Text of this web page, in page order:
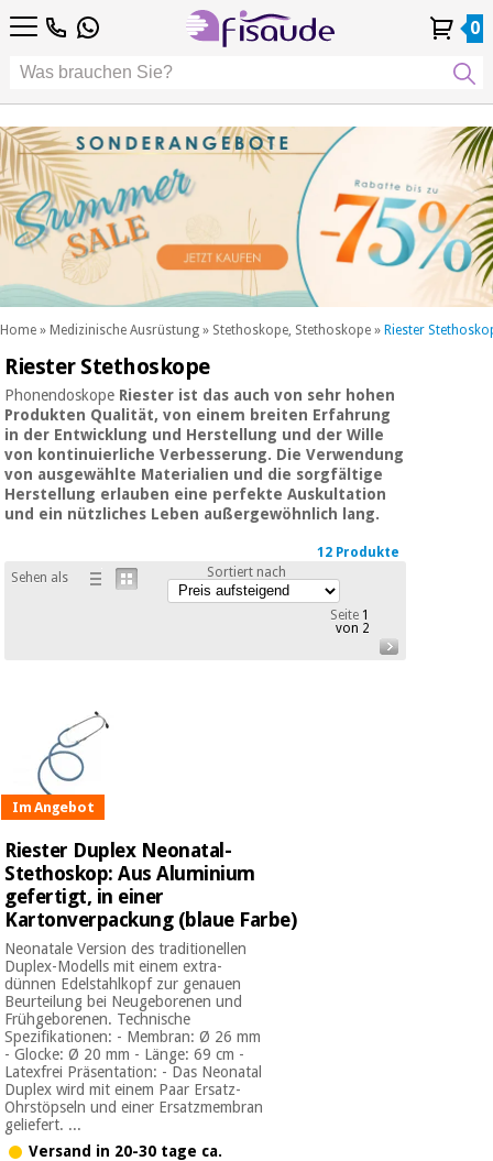
Konto
Bestellungen
4,8 4,8
Technologien
Fisaude-
Anlass
SUMMER
SALE
Unsere
Kinefis-
Produkte
Nachricht
Angebote
Fisaude
Academy
Physiotherapie
Podologie
ästhetik,
dermokosmetik
und
ästhetische
medizin
Wellness,
lebensqualität
und
körperpflege
Zahnmedizin
Medizinische
ausrüstung
Traditionelle
Essentielles
schutzmaterial
für
coronaviren
Aerobic,
fitness
und
pilates
Sport
und
spiele
Sanitärkleiderschränke
Veterinärmedizin
DE
FR
0
Home » Medizinische Ausrüstung » Stethoskope, Stethoskope » Riester
Konto
Bestellungen
4,8
Technologien
Fisaude-
Anlass
SUMMER
SALE
Unsere
Kinefis-
Produkte
Outlet
Fisaude
Tech
Academy
Physiotherapie
ästhetik,
dermokosmetik
und ästhetische
medizin
Wellness,
lebensqualität
körperpflege
Zahnmedizin
Medizinische
Therapeutische
Essentielles
schutzmaterial
für
coronaviren
Aerobic,
fitness
und
pilates
DE
FR
Riester Stethoskope
Phonendoskope Riester ist das auch von sehr hohen
Produkten Qualität, von einem breiten Erfahrung
in der Entwicklung und Herstellung und der Wille
von kontinuierliche Verbesserung. Die Verwendung
von ausgewählte Materialien und die sorgfältige
Herstellung erlauben eine perfekte Auskultation
und ein nützliches Leben außergewöhnlich lang.
12 Produkte
Sehen als
Sortiert nach
Seite1
von 2
Im Angebot
Riester Duplex Neonatal-
Stethoskop: Aus Aluminium
gefertigt, in einer
Kartonverpackung (blaue Farbe)
Neonatale Version des traditionellen
Duplex-Modells mit einem extra-
dünnen Edelstahlkopf zur genauen
Beurteilung bei Neugeborenen und
Frühgeborenen. Technische
Spezifikationen: - Membran: Ø 26 mm
- Glocke: Ø 20 mm - Länge: 69 cm -
Latexfrei Präsentation: - Das Neonatal
Duplex wird mit einem Paar Ersatz-
Ohrstöpseln und einer Ersatzmembran
geliefert. ...
Versand in 20-30 tage ca.